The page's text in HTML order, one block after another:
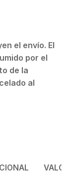
el envío. El
por el
de la
al